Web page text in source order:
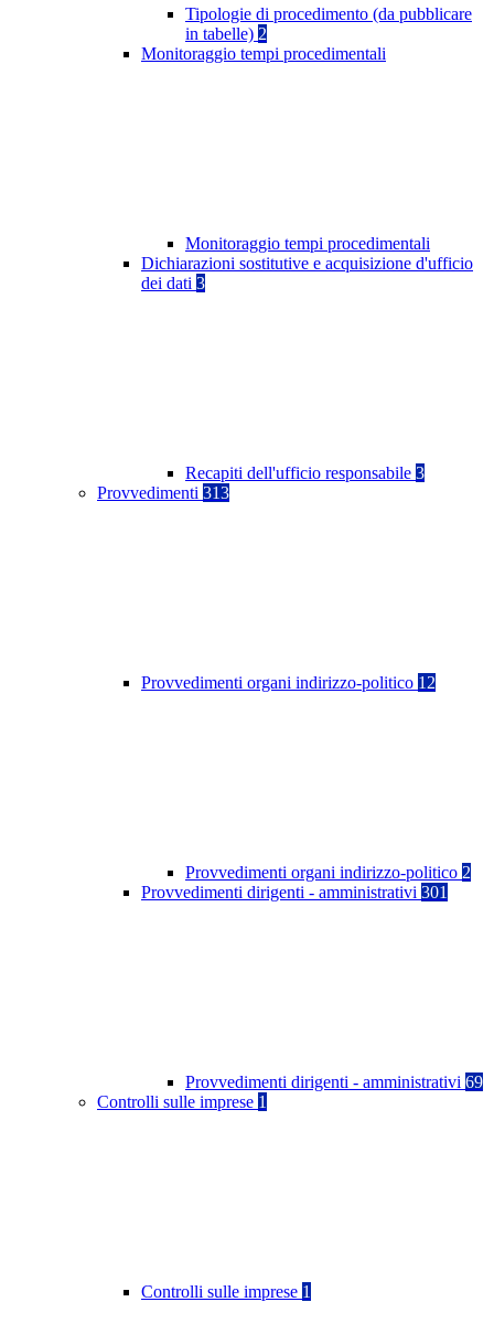
Tipologie di procedimento (da pubblicare
in tabelle) 2
Monitoraggio tempi procedimentali
Monitoraggio tempi procedimentali
Dichiarazioni sostitutive e acquisizione d'ufficio
dei dati 3
Recapiti dell'ufficio responsabile 3
Provvedimenti 313
Provvedimenti organi indirizzo-politico 12
Provvedimenti organi indirizzo-politico 2
Provvedimenti dirigenti - amministrativi 301
Provvedimenti dirigenti - amministrativi 69
Controlli sulle imprese 1
Controlli sulle imprese 1